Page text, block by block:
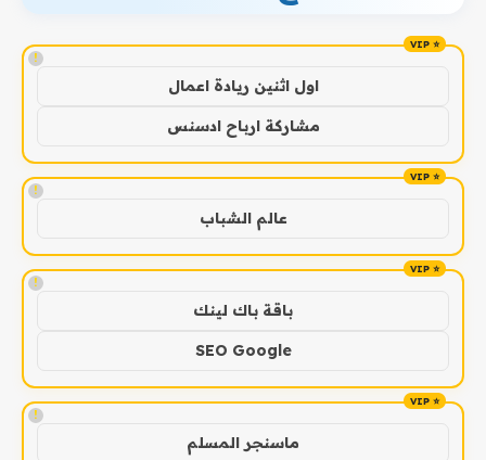
!
اول اثنين ريادة اعمال
مشاركة ارباح ادسنس
!
عالم الشباب
!
باقة باك لينك
SEO Google
!
ماسنجر المسلم